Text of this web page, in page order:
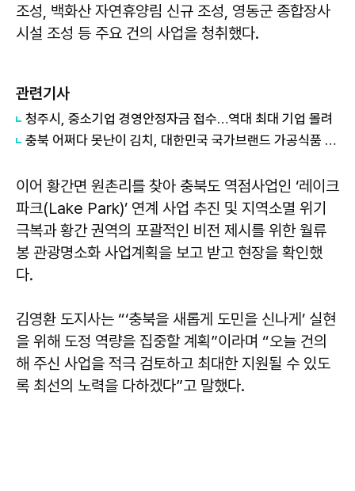
조성, 백화산 자연휴양림 신규 조성, 영동군 종합장사
시설 조성 등 주요 건의 사업을 청취했다.
관련기사
청주시, 중소기업 경영안정자금 접수…역대 최대 기업 몰려
충북 어쩌다 못난이 김치, 대한민국 국가브랜드 가공식품 부문 대상 수상
이어 황간면 원촌리를 찾아 충북도 역점사업인 ‘레이크
파크(Lake Park)’ 연계 사업 추진 및 지역소멸 위기
극복과 황간 권역의 포괄적인 비전 제시를 위한 월류
봉 관광명소화 사업계획을 보고 받고 현장을 확인했
다.
김영환 도지사는 “‘충북을 새롭게 도민을 신나게’ 실현
을 위해 도정 역량을 집중할 계획”이라며 “오늘 건의
해 주신 사업을 적극 검토하고 최대한 지원될 수 있도
록 최선의 노력을 다하겠다”고 말했다.